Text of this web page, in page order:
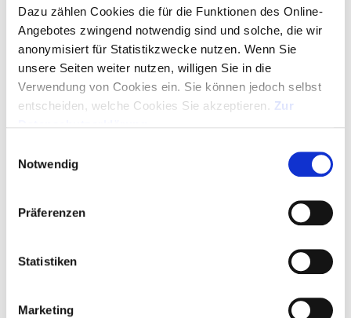
Dazu zählen Cookies die für die Funktionen des Online-
Angebotes zwingend notwendig sind und solche, die wir
anonymisiert für Statistikzwecke nutzen. Wenn Sie
unsere Seiten weiter nutzen, willigen Sie in die
Verwendung von Cookies ein. Sie können jedoch selbst
entscheiden, welche Cookies Sie akzeptieren. Zur
Notwendig
Präferenzen
Statistiken
Marketing